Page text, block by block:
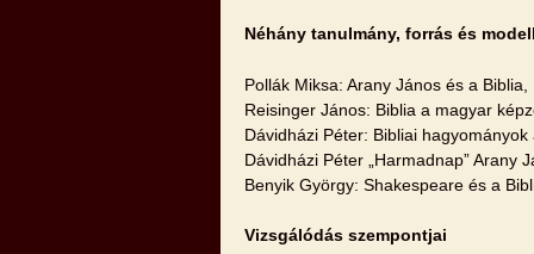
Néhány tanulmány, forrás és
Pollák Miksa: Arany János és a Biblia,
Reisinger János: Biblia a magyar
Dávidházi Péter: Bibliai
Dávidházi Péter „Harmadnap” Arany
Benyik György: Shakespeare és a
Vizsgálódás szempontjai